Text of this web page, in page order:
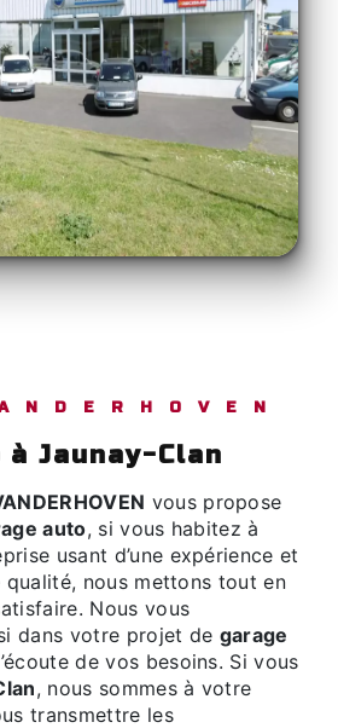
à Jaunay-Clan
vous propose
auto, si vous habitez à
usant d’une expérience et
qualité, nous mettons tout en
Nous vous
dans votre projet de garage
de vos besoins. Si vous
, nous sommes à votre
transmettre les